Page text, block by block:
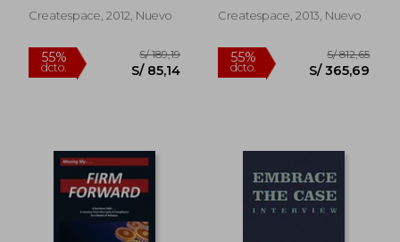
Createspace, 2012, Nuevo
Inglés)
Createspace, 2013, Nuevo